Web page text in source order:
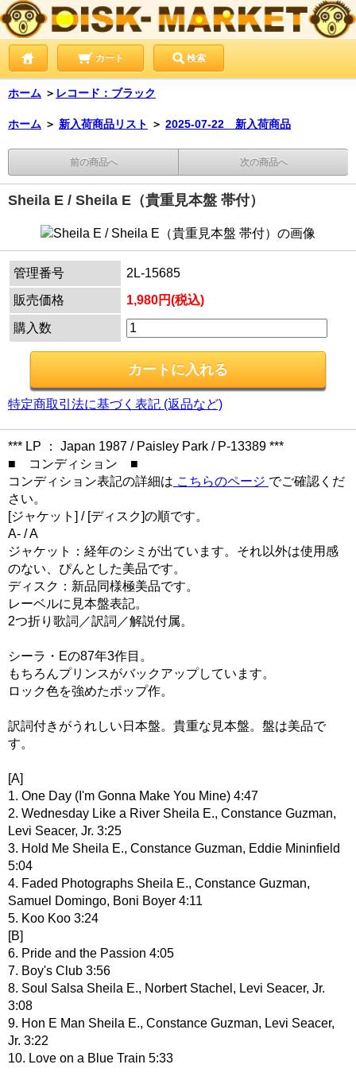
カート 検索
ホーム ＞ レコード：ブラック
ホーム ＞ 新入荷商品リスト ＞ 2025-07-22 新入荷商品
前の商品へ 次の商品へ
Sheila E / Sheila E（貴重見本盤 帯付）
管理番号
2L-15685
販売価格
1,980円(税込)
購入数
特定商取引法に基づく表記 (返品など)
*** LP ： Japan 1987 / Paisley Park / P-13389 ***
■ コンディション ■
コンディション表記の詳細は こちらのページ でご確認くだ
さい。
[ジャケット] / [ディスク]の順です。
A- / A
ジャケット：経年のシミが出ています。それ以外は使用感
のない、ぴんとした美品です。
ディスク：新品同様極美品です。
レーベルに見本盤表記。
2つ折り歌詞／訳詞／解説付属。
シーラ・Eの87年3作目。
もちろんプリンスがバックアップしています。
ロック色を強めたポップ作。
訳詞付きがうれしい日本盤。貴重な見本盤。盤は美品で
す。
[A]
1. One Day (I'm Gonna Make You Mine) 4:47
2. Wednesday Like a River Sheila E., Constance Guzman,
Levi Seacer, Jr. 3:25
3. Hold Me Sheila E., Constance Guzman, Eddie Mininfield
5:04
4. Faded Photographs Sheila E., Constance Guzman,
Samuel Domingo, Boni Boyer 4:11
5. Koo Koo 3:24
[B]
6. Pride and the Passion 4:05
7. Boy's Club 3:56
8. Soul Salsa Sheila E., Norbert Stachel, Levi Seacer, Jr.
3:08
9. Hon E Man Sheila E., Constance Guzman, Levi Seacer,
Jr. 3:22
10. Love on a Blue Train 5:33